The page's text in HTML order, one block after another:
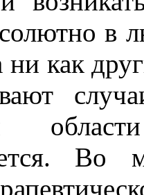
в
ни как
Во